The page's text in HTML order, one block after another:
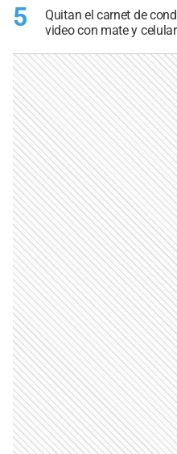
5
Quitan el carnet de
video con mate y